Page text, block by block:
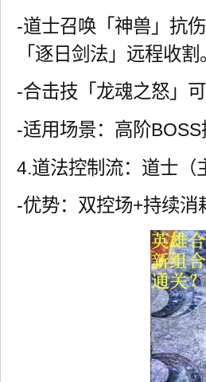
-道士召唤「神兽」抗
「逐日剑法」远程收割
-合击技「龙魂之怒」
-适用场景：高阶BOSS
4.道法控制流：道士（
-优势：双控场+持续